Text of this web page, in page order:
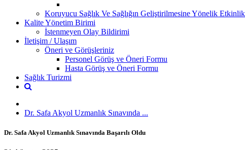
Koruyucu Sağlık Ve Sağlığın Geliştirilmesine Yönelik
Kalite Yönetim Birimi
İstenmeyen Olay Bildirimi
İletişim / Ulaşım
Öneri ve Görüşleriniz
Personel Görüş ve Öneri Formu
Hasta Görüş ve Öneri Formu
Sağlık Turizmi
Dr. Safa Akyol Uzmanlık Sınavında ...
Dr. Safa Akyol Uzmanlık Sınavında Başarılı Oldu